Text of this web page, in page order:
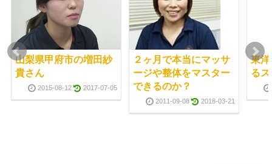
山梨県甲府市の増田紗
貴さん
2015-08-12 2017-07-05
２ヶ月で本当にマッサ
ージや整体をマスター
できるのか？
2011-09-08 2018-03-21
東
る